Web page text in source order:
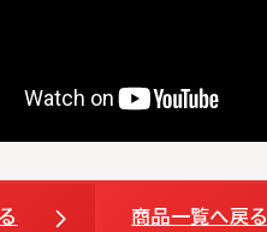
商品一覧へ戻る